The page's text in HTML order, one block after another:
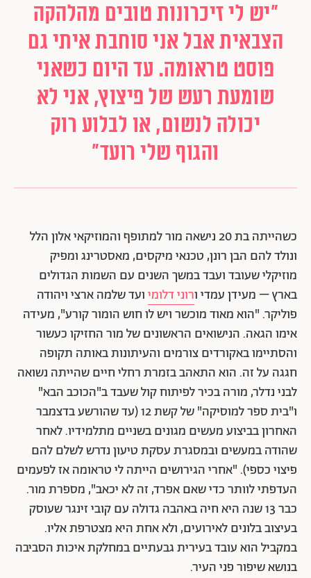
"יש לי זיכרונות טובים מהלהקה
הצבאית אבל אני סוחבת איתי גם
פוסט טראומה. עד היום כשאני
שומעת רעש של פיצוץ, אני לא
יכולה לנשום, או לבלוע רוק
והגוף שלי רועד"
כשהייתה בת 20 נישאה מור
למתופף והמוזיקאי אלון הלל
ונולד להם הבן רונן, טכנאי מיקסים, מאסטרינג ומפיק
מוזיקלי שעובד ועבד במשך השנים עם השמות הגדולים
בארץ – מעידן עמדי ורוני דלומיועד שלמה ארצי ויהודה
פוליקר. "הוא מאוד מוכשר ויש לו חוש הומור קורע", מעידה
אימו הגאה. הנישואים הראשונים של מור החזיקו כעשור
והסתיימו באקורדים צורמים והעיתונות באותה תקופה
חגגה על זה. הוא התאהב בזמרת רחלי חיים שהייתה נשואה
לבני נדלר, מורה בכיר לפיתוח קול שעבד ב"הכוכב הבא"
ו"בית ספר למוסיקה" של קשת 12 (עד שהורשע בדצמבר
האחרון בביצוע מעשים מגונים בשניים מתלמידיו. לאחר
שהודה במעשים ובמסגרת עסקת טיעון נדרש לשלם להם
פיצוי כספי). "אחרי הגירושים הייתה לי טראומה אז לפעמים
העדפתי לוותר כדי שאם אפרד, זה לא יכאב", מספרת מור.
כבר 13 שנה היא חיה באהבה גדולה עם קובי זינגר שעוסק
בעיצוב בלונים לאירועים, ולא אחת היא מצטרפת אליו.
במקביל הוא עובד בעירית גבעתיים במחלקת איכות הסביבה
בנושא שיפור פני העיר.